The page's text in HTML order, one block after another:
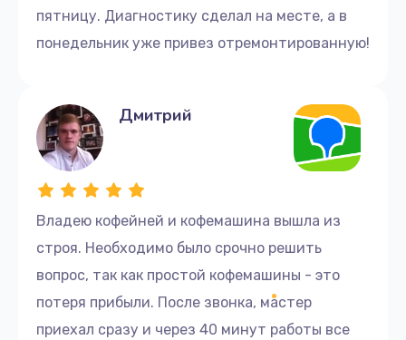
Заказать
Заказать
Заказать
Чистка диспенсеров
1200 руб.
Заказать
пятницу. Диагностику сделал на месте, а в
понедельник уже привез отремонтированную!
Владею кофейней и кофемашина вышла из
строя. Необходимо было срочно решить
вопрос, так как простой кофемашины - это
потеря прибыли. После звонка, мастер
приехал сразу и через 40 минут работы все
Дмитрий